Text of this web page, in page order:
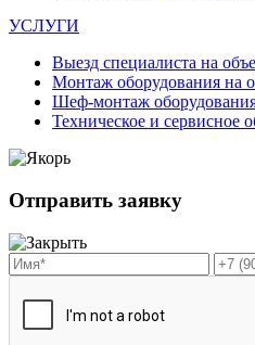
УСЛУГИ
Выезд специалиста на
Монтаж оборудования на
Шеф-монтаж
Техническое и сервисное
Отправить заявку